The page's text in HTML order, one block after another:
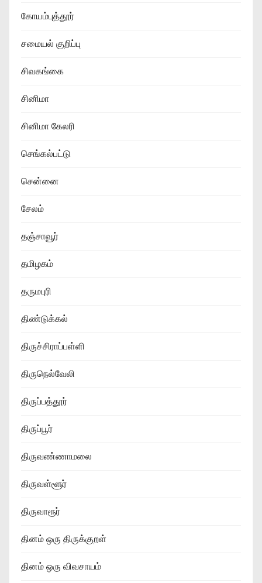
கோயம்புத்தூர்
சமையல் குறிப்பு
சிவகங்கை
சினிமா
சினிமா கேலரி
செங்கல்பட்டு
சென்னை
சேலம்
தஞ்சாவூர்
தமிழகம்
தருமபுரி
திண்டுக்கல்
திருச்சிராப்பள்ளி
திருநெல்வேலி
திருப்பத்தூர்
திருப்பூர்
திருவண்ணாமலை
திருவள்ளூர்
திருவாரூர்
தினம் ஒரு திருக்குறள்
தினம் ஒரு விவசாயம்